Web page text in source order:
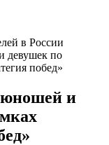
в России
девушек по
побед»
юношей и